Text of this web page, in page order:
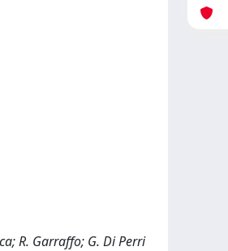
R. Garraffo; G. Di Perri